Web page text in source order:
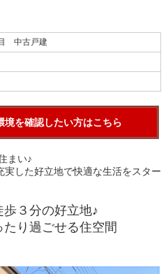
中古戸建
境を確認したい方はこちら
まい♪
した好立地で快適な生活をスター
３分の好立地♪
り過ごせる住空間